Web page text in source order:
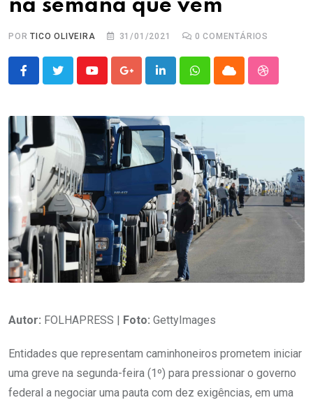
na semana que vem
PORTICO OLIVEIRA 31/01/2021 0 COMENTÁRIOS
YoutubeGoogle+LinkedInWhatsappCloud
Autor: FOLHAPRESS | Foto: GettyImages
Entidades que representam caminhoneiros prometem iniciar
uma greve na segunda-feira (1º) para pressionar o governo
federal a negociar uma pauta com dez exigências, em uma